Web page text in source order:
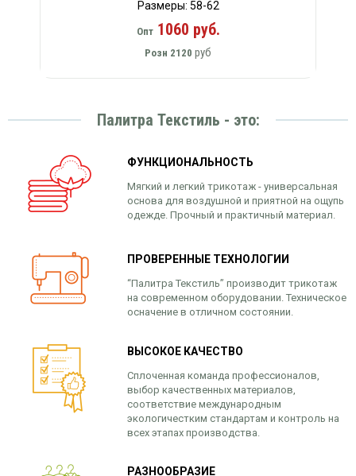
Размеры: 58-62
Опт1060 руб.
Розн 2120 руб
Палитра Текстиль - это:
ФУНКЦИОНАЛЬНОСТЬ
Мягкий и легкий трикотаж - универсальная
основа для воздушной и приятной на ощупь
одежде. Прочный и практичный материал.
ПРОВЕРЕННЫЕ ТЕХНОЛОГИИ
“Палитра Текстиль” производит трикотаж
на современном оборудовании. Техническое
осначение в отличном состоянии.
ВЫСОКОЕ КАЧЕСТВО
Сплоченная команда профессионалов,
выбор качественных материалов,
соответствие международным
экологичестким стандартам и контроль на
всех этапах производства.
РАЗНООБРАЗИЕ